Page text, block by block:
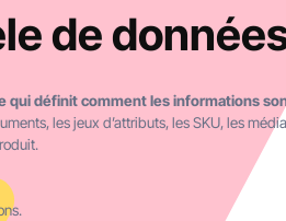
de
définit comment les informations
les jeux d’attributs, les SKU, les